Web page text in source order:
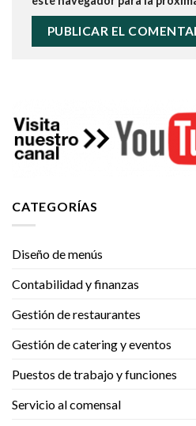
CATEGORÍAS
Diseño de menús
Contabilidad y finanzas
Gestión de restaurantes
Gestión de catering y eventos
Puestos de trabajo y funciones
Servicio al comensal